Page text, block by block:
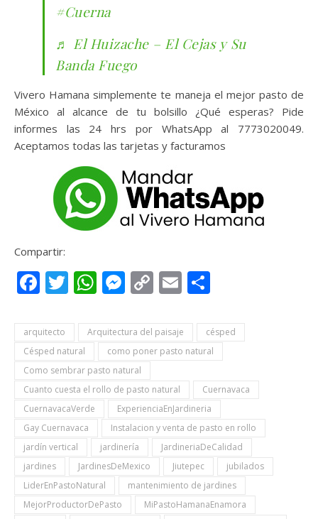
#Cuerna
♬ El Huizache – El Cejas y Su
Banda Fuego
Vivero Hamana simplemente te maneja el mejor pasto de
México al alcance de tu bolsillo ¿Qué esperas? Pide
informes las 24 hrs por WhatsApp al 7773020049.
Aceptamos todas las tarjetas y facturamos
Compartir:
Facebook
Twitter
WhatsApp
Messenger
CopyEmail
arquitecto Arquitectura del paisaje
césped
Césped natural
como poner pasto natural
Como sembrar pasto natural
Cuanto cuesta el rollo de pasto natural
Cuernavaca
CuernavacaVerde
ExperienciaEnJardineria
Gay Cuernavaca
Instalacion y venta de pasto en rollo
jardín vertical
jardinería
JardineriaDeCalidad
jardines
JardinesDeMexico Jiutepec
jubilados
LiderEnPastoNatural
mantenimiento de jardines
MejorProductorDePasto
MiPastoHamanaEnamora